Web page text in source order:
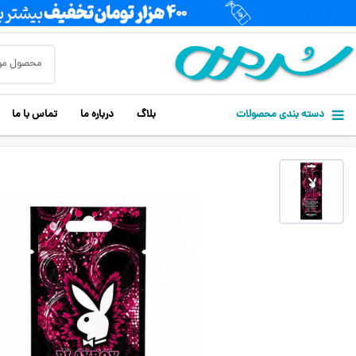
دسته بندی محصولات بلاگ درباره ما تماس با ما